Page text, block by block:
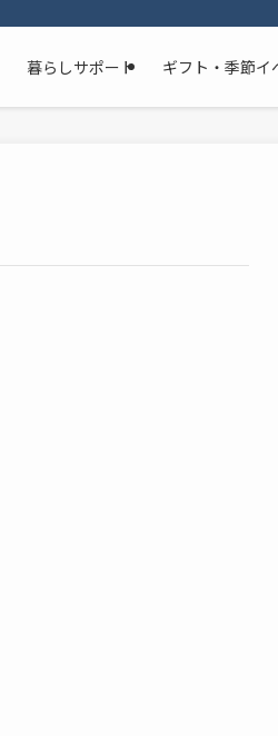
暮らしサポート ギフト・季節イ